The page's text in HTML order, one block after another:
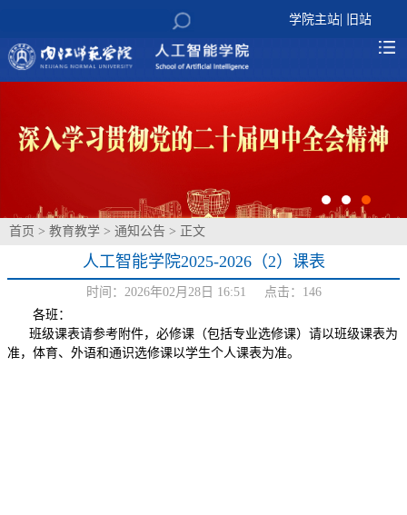
学院主站| 旧站
首页 > 教育教学 > 通知公告 > 正文
人工智能学院2025-2026（2）课表
时间：2026年02月28日 16:51 点击： 146
各班：
班级课表请参考附件，必修课（包括专业选修课）请以班级课表为
准，体育、外语和通识选修课以学生个人课表为准。